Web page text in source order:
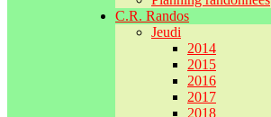
C.R. Randos
Jeudi
2014
2015
2016
2017
2018